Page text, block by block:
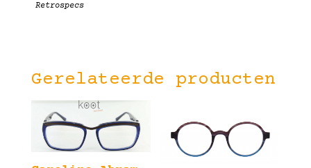
Retrospecs
Gerelateerde producten